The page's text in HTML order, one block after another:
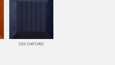
350 OXFORD